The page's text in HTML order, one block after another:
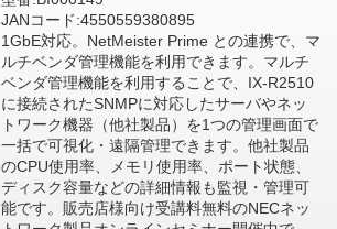
JANコード:4550559380895
1GbE対応。NetMeister Prime との連携で、マ
ルチベンダ管理機能を利用できます。マルチ
ベンダ管理機能を利用することで、IX-R2510
に接続されたSNMPに対応したサーバやネッ
トワーク機器（他社製品）を1つの管理画面で
一括で可視化・遠隔管理できます。他社製品
のCPU使用率、メモリ使用率、ポート状態、
ディスク容量などの詳細情報も監視・管理可
能です。販売店様向け受講料無料のNECネッ